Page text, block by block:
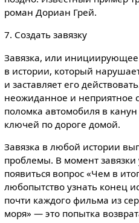
роман Дориан Грей.
7. Создать завязку
Завязка, или
в истории, который
и заставляет его
неожиданное и неприятное
поломка автомобиля в
ключей по дороге домой.
Завязка в любой истории
проблемы. В момент
появиться вопрос «Чем в
любопытство узнать конец
почти каждого фильма из
моря» — это попытка